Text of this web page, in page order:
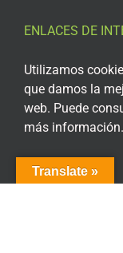
ENLACES DE
Aviso Legal
Política de privacidad
Política de
Política de cookies
Translate »
Utilizamos
que damos la
web. Puede
más información.